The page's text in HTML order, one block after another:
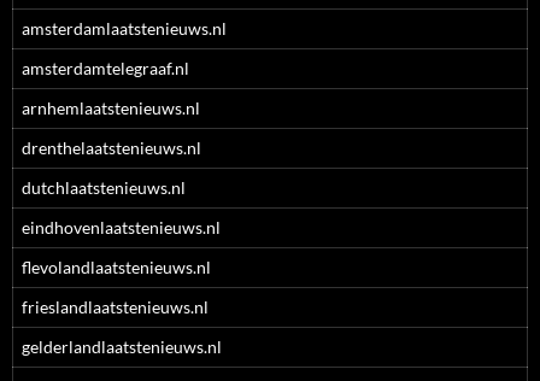
amsterdamlaatstenieuws.nl
amsterdamtelegraaf.nl
arnhemlaatstenieuws.nl
drenthelaatstenieuws.nl
dutchlaatstenieuws.nl
eindhovenlaatstenieuws.nl
flevolandlaatstenieuws.nl
frieslandlaatstenieuws.nl
gelderlandlaatstenieuws.nl